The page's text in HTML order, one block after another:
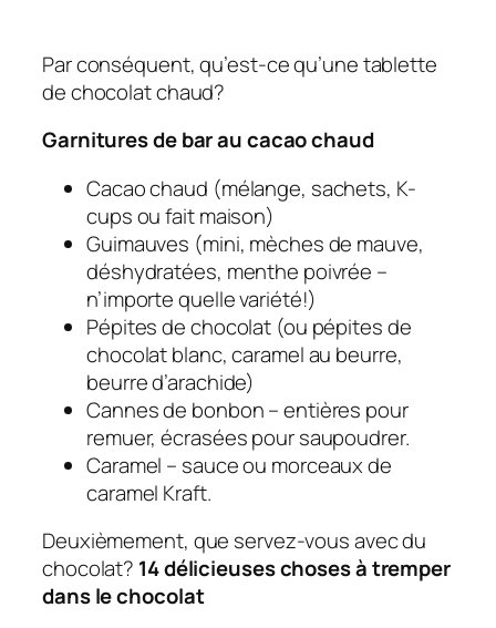
Par conséquent, qu’est-ce qu’une tablette
de chocolat chaud?
Garnitures de bar au cacao chaud
Cacao chaud (mélange, sachets, K-
cups ou fait maison)
Guimauves (mini, mèches de mauve,
déshydratées, menthe poivrée –
n’importe quelle variété!)
Pépites de chocolat (ou pépites de
chocolat blanc, caramel au beurre,
beurre d’arachide)
Cannes de bonbon – entières pour
remuer, écrasées pour saupoudrer.
Caramel – sauce ou morceaux de
caramel Kraft.
Deuxièmement, que servez-vous avec du
chocolat? 14 délicieuses choses à tremper
dans le chocolat